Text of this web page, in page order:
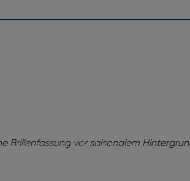
beste Betreuung! Vereinbaren Sie
persönliche Brillenberatung